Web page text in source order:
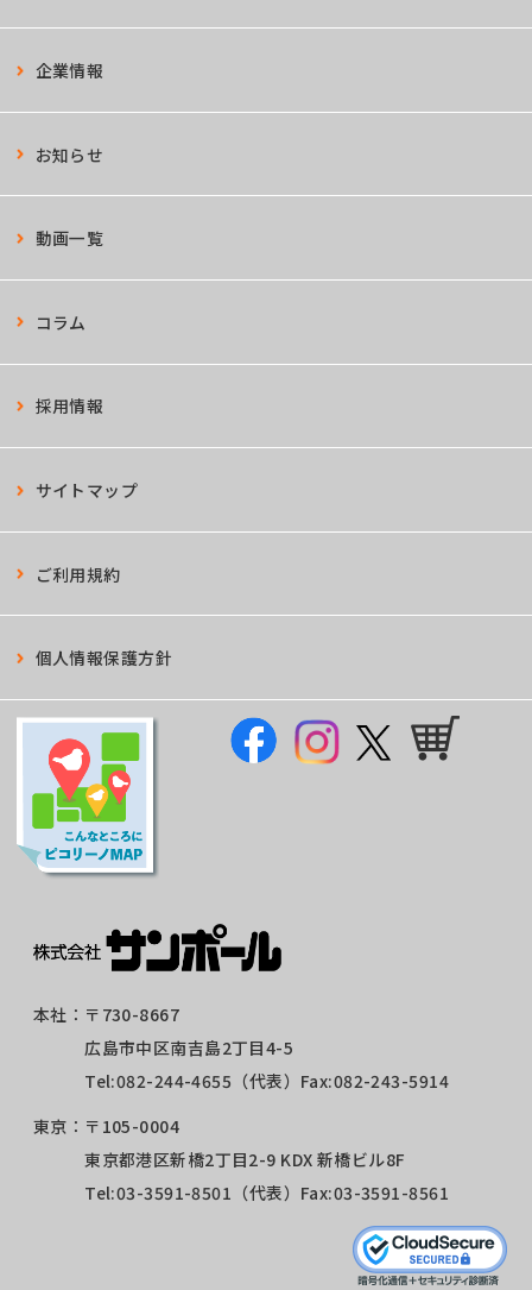
企業情報
お知らせ
動画一覧
コラム
採用情報
サイトマップ
ご利用規約
個人情報保護方針
本社： 〒730-8667
広島市中区南吉島2丁目4-5
Tel:082-244-4655 （代表）Fax:082-243-5914
東京： 〒105-0004
東京都港区新橋2丁目2-9 KDX 新橋ビル8F
Tel:03-3591-8501 （代表）Fax:03-3591-8561